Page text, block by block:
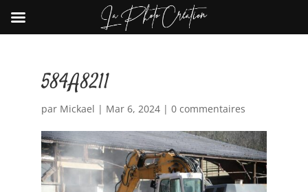
584A8211
par Mickael | Mar 6, 2024| 0 commentaires